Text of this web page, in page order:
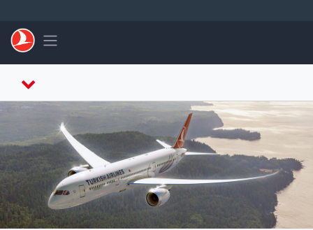
Toggle navigation